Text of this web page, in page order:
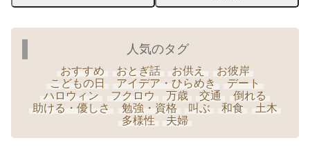
人気のタグ
おすすめ おとぎ話 お供え
お彼岸
こどもの日
アイデア・ひらめき
デート
ハロウィン
フクロウ 万歳 交通
倒れる
助ける・優しさ
勉強・資格 叫ぶ 和食
土木
多様性
夫婦